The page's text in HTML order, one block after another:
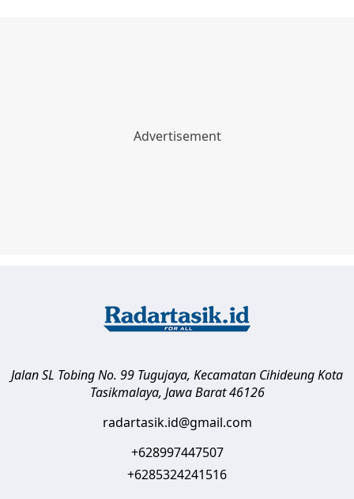
Jalan SL Tobing No. 99 Tugujaya, Kecamatan CihideungKota
Tasikmalaya, Jawa Barat 46126
radartasik.id@gmail.com
+628997447507
+6285324241516